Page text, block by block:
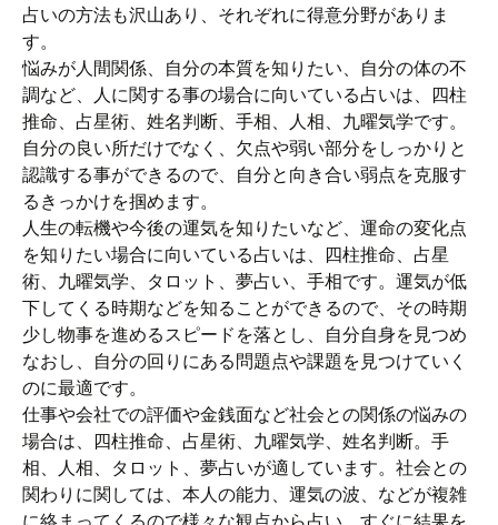
占いの方法も沢山あり、それぞれに得意分野がありま
す。
悩みが人間関係、自分の本質を知りたい、自分の体の不
調など、人に関する事の場合に向いている占いは、四柱
推命、占星術、姓名判断、手相、人相、九曜気学です。
自分の良い所だけでなく、欠点や弱い部分をしっかりと
認識する事ができるので、自分と向き合い弱点を克服す
るきっかけを掴めます。
人生の転機や今後の運気を知りたいなど、運命の変化点
を知りたい場合に向いている占いは、四柱推命、占星
術、九曜気学、タロット、夢占い、手相です。運気が低
下してくる時期などを知ることができるので、その時期
少し物事を進めるスピードを落とし、自分自身を見つめ
なおし、自分の回りにある問題点や課題を見つけていく
のに最適です。
仕事や会社での評価や金銭面など社会との関係の悩みの
場合は、四柱推命、占星術、九曜気学、姓名判断。手
相、人相、タロット、夢占いが適しています。社会との
関わりに関しては、本人の能力、運気の波、などが複雑
に絡まってくるので様々な観点から占い、すぐに結果を